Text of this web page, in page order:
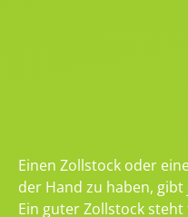
Einen Zollstock oder
der Hand zu haben,
Ein guter Zollstock